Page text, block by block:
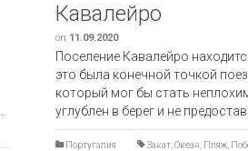
Кавалейро
on 11.09.2020
Поселение Кавалейро
это была конечной точкой
который мог бы стать
углублен в берег и не
Португалия Закат Океан Пляж